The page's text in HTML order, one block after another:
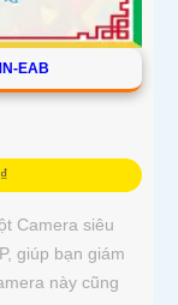
EAB
Camera siêu
giúp bạn giám
này cũng